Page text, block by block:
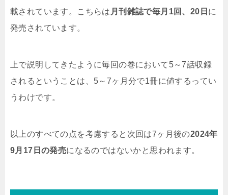
載されています。こちらは 月刊雑誌で毎月1回、20日 に
発売されています。
上で説明してきたように毎回の巻において5～7話収録
されるということは、5～7ヶ月分で1冊に値するってい
うわけです。
以上のすべての点を考慮すると次回は7ヶ月後の2024年
9月17日 の発売になるのではないかと思われます。